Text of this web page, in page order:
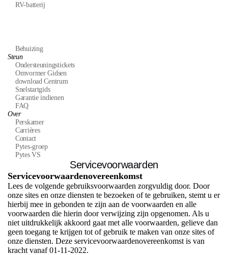
RV-batterij
Behuizing
Steun
Ondersteuningstickets
Omvormer Gidsen
download Centrum
Snelstartgids
Garantie indienen
FAQ
Over
Perskamer
Carrières
Contact
Pytes-groep
Pytes VS
Servicevoorwaarden
Servicevoorwaardenovereenkomst
Lees de volgende gebruiksvoorwaarden zorgvuldig door. Door
onze sites en onze diensten te bezoeken of te gebruiken, stemt u er
hierbij mee in gebonden te zijn aan de voorwaarden en alle
voorwaarden die hierin door verwijzing zijn opgenomen. Als u
niet uitdrukkelijk akkoord gaat met alle voorwaarden, gelieve dan
geen toegang te krijgen tot of gebruik te maken van onze sites of
onze diensten. Deze servicevoorwaardenovereenkomst is van
kracht vanaf 01-11-2022.